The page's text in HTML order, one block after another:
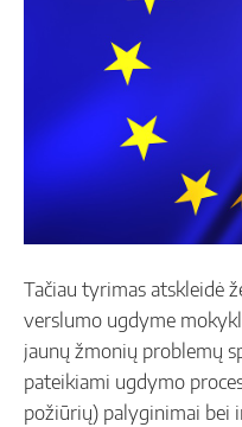
Tačiau tyrimas atskleidė
verslumo ugdyme
jaunų žmonių problemų
pateikiami ugdymo
požiūrių) palyginimai bei